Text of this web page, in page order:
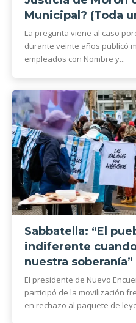
Municipal? (Toda
La pregunta viene al caso
durante veinte años publicó
empleados con Nombre y...
Sabbatella: “El
indiferente
nuestra soberanía”
El presidente de Nuevo
participó de la movilización
en rechazo al paquete de